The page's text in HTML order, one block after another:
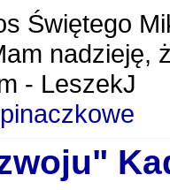
Świętego
nadzieję,
- LeszekJ